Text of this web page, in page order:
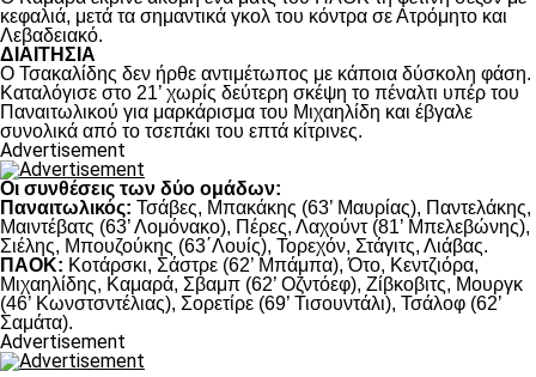
κεφαλιά, μετά τα σημαντικά γκολ του κόντρα σε Ατρόμητο και
Λεβαδειακό.
ΔΙΑΙΤΗΣΙΑ
Ο Τσακαλίδης δεν ήρθε αντιμέτωπος με κάποια δύσκολη φάση.
Καταλόγισε στο 21’ χωρίς δεύτερη σκέψη το πέναλτι υπέρ του
Παναιτωλικού για μαρκάρισμα του Μιχαηλίδη και έβγαλε
συνολικά από το τσεπάκι του επτά κίτρινες.
Advertisement
Οι συνθέσεις των δύο ομάδων:
Παναιτωλικός: Τσάβες, Μπακάκης (63’ Μαυρίας), Παντελάκης,
Μαιντέβατς (63’ Λομόνακο), Πέρες, Λαχούντ (81’ Μπελεβώνης),
Σιέλης, Μπουζούκης (63΄Λουίς), Τορεχόν, Στάγιτς, Λιάβας.
ΠΑΟΚ: Κοτάρσκι, Σάστρε (62’ Μπάμπα), Ότο, Κεντζιόρα,
Μιχαηλίδης, Καμαρά, Σβαμπ (62’ Οζντόεφ), Ζίβκοβιτς, Μουργκ
(46’ Κωνστσντέλιας), Σορετίρε (69’ Τισουντάλι), Τσάλοφ (62’
Σαμάτα).
Advertisement